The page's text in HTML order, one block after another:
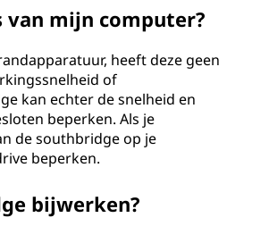
mijn computer?
heeft deze geen
of
kan echter de snelheid en
beperken. Als je
de southbridge op je
beperken.
bijwerken?